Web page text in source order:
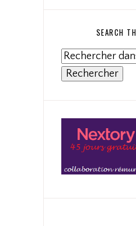
SEARCH